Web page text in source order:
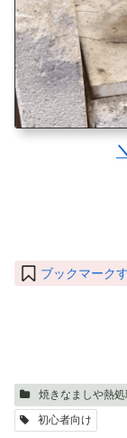
ブックマーク
焼きなましや熱処
初心者向け